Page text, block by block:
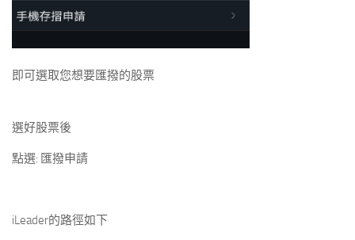
即可選取您想要匯撥的股票
選好股票後
點選: 匯撥申請
iLeader的路徑如下